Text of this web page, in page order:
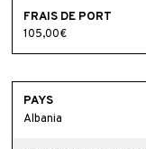
105,00€
Albania